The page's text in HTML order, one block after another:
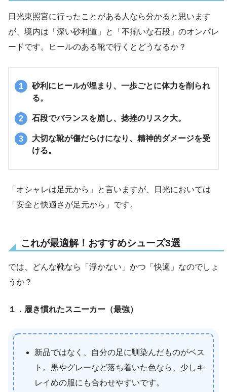
日光東照宮に行ったことがある人なら分かると思います
が、境内は「深い砂利道」と「不揃いな石段」のオンパレ
ードです。ヒールのある靴で行くとどうなるか？
砂利にヒールが埋まり、一歩ごとに体力を削られ
る。
石段でバランスを崩し、捻挫のリスク大。
大切な靴が傷だらけになり、精神的ダメージを受
ける。
「オシャレは足元から」と言いますが、日光においては
「安全と快適さが足元から」です。
これが最適解！おすすめシューズ3選
では、どんな靴なら「浮かない」かつ「快適」なのでしょ
うか？
１．履き慣れたスニーカー（最強）
新品ではなく、自分の足に馴染んだものがベス
ト。黒やグレーなど落ち着いた色なら、少しキ
レイめの服にも合わせやすいです。